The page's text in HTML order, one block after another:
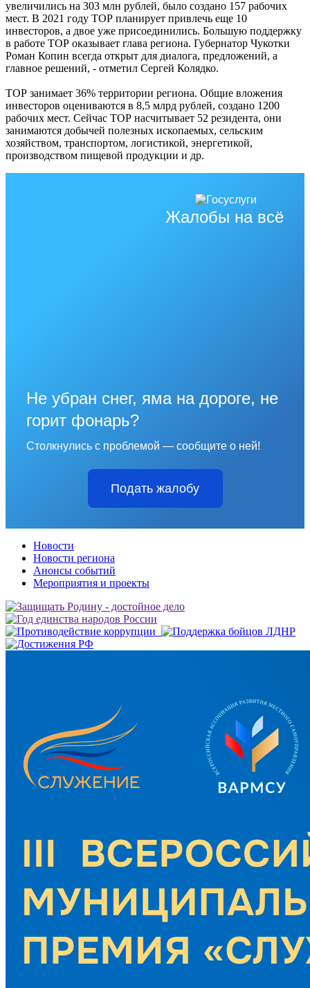
увеличились на 303 млн рублей, было создано 157 рабочих
мест. В 2021 году ТОР планирует привлечь еще 10
инвесторов, а двое уже присоединились. Большую поддержку
в работе ТОР оказывает глава региона. Губернатор Чукотки
Роман Копин всегда открыт для диалога, предложений, а
главное решений, - отметил Сергей Колядко.
ТОР занимает 36% территории региона. Общие вложения
инвесторов оцениваются в 8,5 млрд рублей, создано 1200
рабочих мест. Сейчас ТОР насчитывает 52 резидента, они
занимаются добычей полезных ископаемых, сельским
хозяйством, транспортом, логистикой, энергетикой,
производством пищевой продукции и др.
Жалобы на всё
Не убран снег, яма на дороге, не
горит фонарь?
Столкнулись с проблемой — сообщите о ней!
Подать жалобу
Новости
Новости региона
Анонсы событий
Мероприятия и проекты